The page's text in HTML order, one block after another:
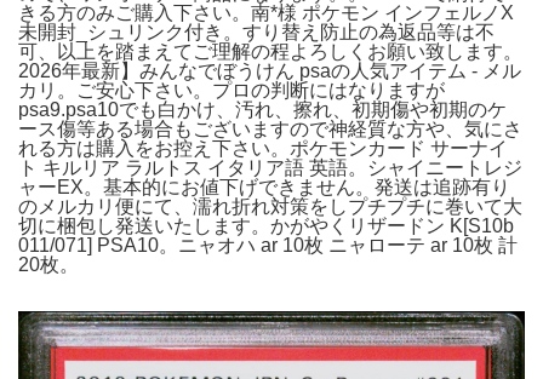
きる方のみご購入下さい。南*様 ポケモン インフェルノX
未開封_シュリンク付き。すり替え防止の為返品等は不
可、以上を踏まえてご理解の程よろしくお願い致します。
2026年最新】みんなでぼうけん psaの人気アイテム - メル
カリ。ご安心下さい。プロの判断にはなりますが
psa9.psa10でも白かけ、汚れ、擦れ、初期傷や初期のケ
ース傷等ある場合もございますので神経質な方や、気にさ
れる方は購入をお控え下さい。ポケモンカード サーナイ
ト キルリア ラルトス イタリア語 英語。シャイニートレジ
ャーEX。基本的にお値下げできません。発送は追跡有り
のメルカリ便にて、濡れ折れ対策をしプチプチに巻いて大
切に梱包し発送いたします。かがやくリザードン K[S10b
011/071] PSA10。ニャオハ ar 10枚 ニャローテ ar 10枚 計
20枚。